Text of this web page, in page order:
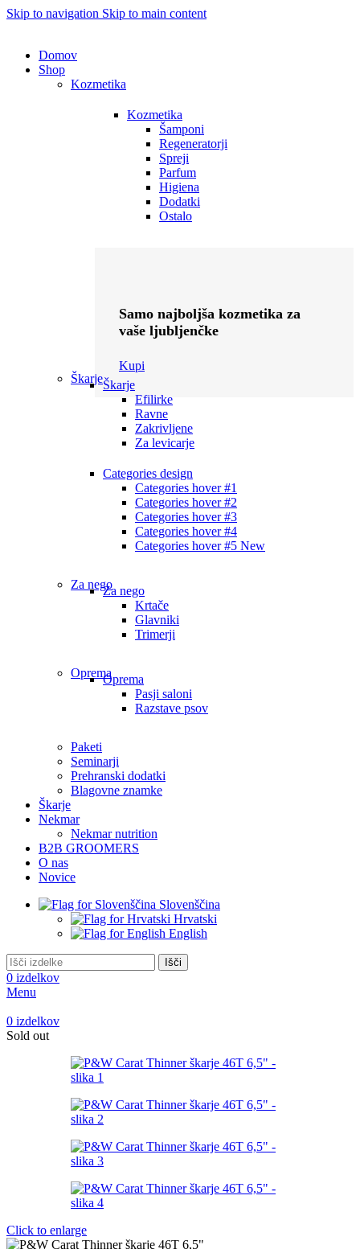
Skip to navigation Skip to main content
Domov
Shop
Kozmetika
Kozmetika
Šamponi
Regeneratorji
Spreji
Parfum
Higiena
Dodatki
Ostalo
Samo najboljša kozmetika za
vaše ljubljenčke
Kupi
ŠkarjeŠkarje
Efilirke
Ravne
Zakrivljene
Za levicarje
Categories design
Categories hover #1
Categories hover #2
Categories hover #3
Categories hover #4
Categories hover #5 New
Za negoZa nego
Krtače
Glavniki
Trimerji
OpremaOprema
Pasji saloni
Razstave psov
Paketi
Seminarji
Prehranski dodatki
Blagovne znamke
Škarje
Nekmar
Nekmar nutrition
B2B GROOMERS
O nas
Novice
Slovenščina
Hrvatski
English
Išči
0 izdelkov
Menu
0 izdelkov
Sold out
Click to enlarge